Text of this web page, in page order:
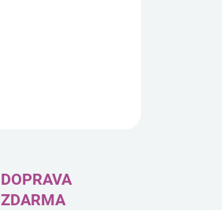
DOPRAVA
ZDARMA